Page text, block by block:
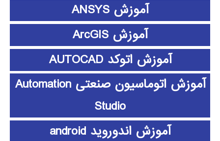
آموزش ANSYS
آموزش ArcGIS
آموزش اتوکد AUTOCAD
آموزش اتوماسیون صنعتی Automation
Studio
آموزش اندوروید android